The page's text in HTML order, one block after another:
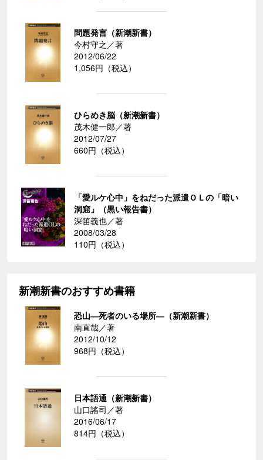
問題発言（新潮新書）
今村守之／著
2012/06/22
1,056円（税込）
ひらめき脳（新潮新書）
茂木健一郎／著
2012/07/27
660円（税込）
「愛ルケ心中」をねだった派遣ＯＬの「暗い
洞窟」（黒い報告書）
深笛義也／著
2008/03/28
110円（税込）
新潮新書のおすすめ書籍
恐山―死者のいる場所―（新潮新書）
南直哉／著
2012/10/12
968円（税込）
日本語通（新潮新書）
山口謠司／著
2016/06/17
814円（税込）